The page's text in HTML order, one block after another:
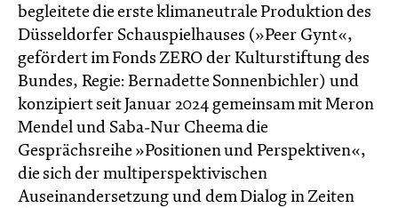
begleitete die erste klimaneutrale Produktion des
Düsseldorfer Schauspielhauses (»Peer Gynt«,
gefördert im Fonds ZERO der Kulturstiftung des
Bundes, Regie: Bernadette Sonnenbichler) und
konzipiert seit Januar 2024 gemeinsam mit Meron
Mendel und Saba-Nur Cheema die
Gesprächsreihe »Positionen und Perspektiven«,
die sich der multiperspektivischen
Auseinandersetzung und dem Dialog in Zeiten